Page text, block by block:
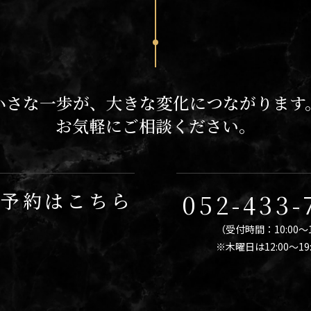
さな一歩が、大きな変化につながります
お気軽にご相談ください。
約はこちら 052-433-
（受付時間：10:00
※木曜日は12:00〜